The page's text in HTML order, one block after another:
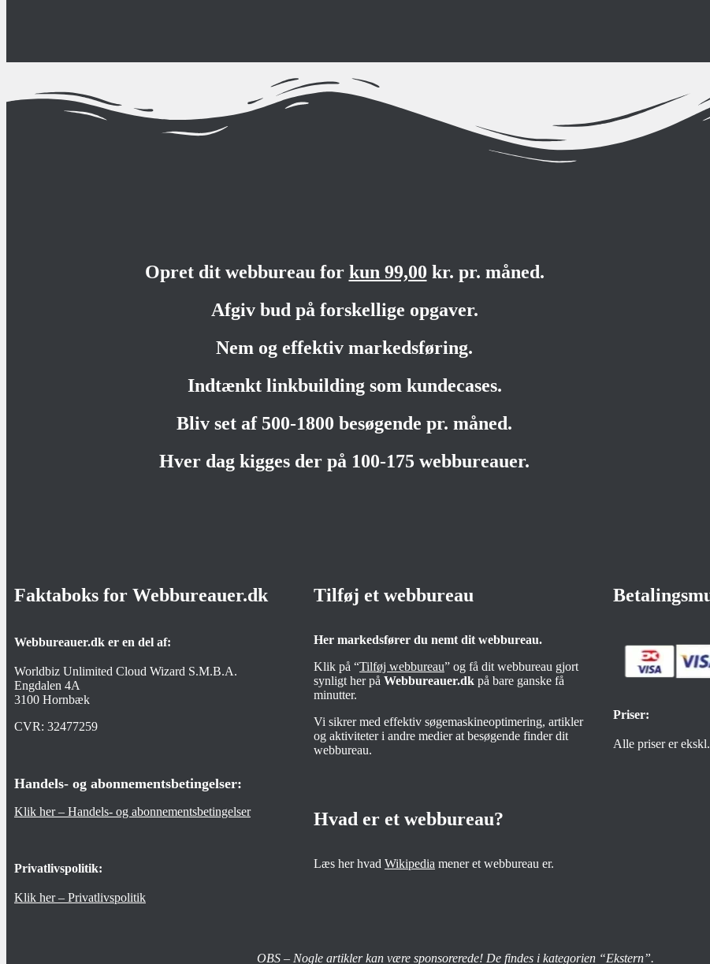
Opret dit webbureau for kun 99,00 kr. pr. måned.
Afgiv bud på forskellige opgaver.
Nem og effektiv markedsføring.
Indtænkt linkbuilding som kundecases.
Bliv set af 500-1800 besøgende pr. måned.
Hver dag kigges der på 100-175 webbureauer.
Faktaboks for Webbureauer.dk
Webbureauer.dk er en del af:
Worldbiz Unlimited Cloud Wizard S.M.B.A.
Engdalen 4A
3100 Hornbæk
CVR: 32477259
Handels- og abonnementsbetingelser:
Klik her – Handels- og abonnementsbetingelser
Privatlivspolitik:
Klik her – Privatlivspolitik
Tilføj et webbureau
Her markedsfører du nemt dit webbureau.
Klik på “Tilføj webbureau” og få dit webbureau gjort
synligt her på Webbureauer.dkpå bare ganske få
minutter.
Vi sikrer med effektiv søgemaskineoptimering, artikler
og aktiviteter i andre medier at besøgende finder dit
webbureau.
Hvad er et webbureau?
Læs her hvad Wikipedia mener et webbureau er.
Priser:
Alle priser er
OBS – Nogle artikler kan være sponsorerede! De findes i kategorien “Ekstern”.